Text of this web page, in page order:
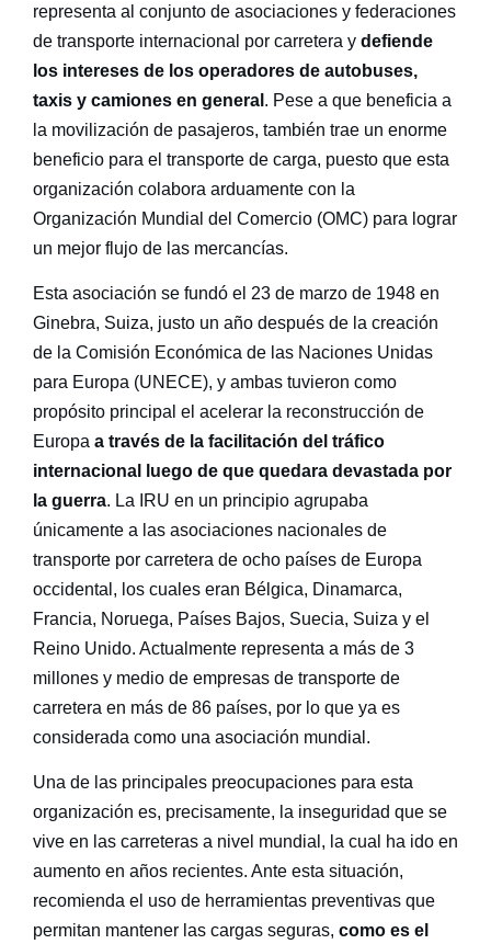
representa al conjunto de asociaciones y federaciones
de transporte internacional por carretera y defiende
los intereses de los operadores de autobuses,
taxis y camiones en general . Pese a que beneficia a
la movilización de pasajeros, también trae un enorme
beneficio para el transporte de carga, puesto que esta
organización colabora arduamente con la
Organización Mundial del Comercio (OMC) para lograr
un mejor flujo de las mercancías.
Esta asociación se fundó el 23 de marzo de 1948 en
Ginebra, Suiza, justo un año después de la creación
de la Comisión Económica de las Naciones Unidas
para Europa (UNECE), y ambas tuvieron como
propósito principal el acelerar la reconstrucción de
Europa a través de la facilitación del tráfico
internacional luego de que quedara devastada por
la guerra. La IRU en un principio agrupaba
únicamente a las asociaciones nacionales de
transporte por carretera de ocho países de Europa
occidental, los cuales eran Bélgica, Dinamarca,
Francia, Noruega, Países Bajos, Suecia, Suiza y el
Reino Unido. Actualmente representa a más de 3
millones y medio de empresas de transporte de
carretera en más de 86 países, por lo que ya es
considerada como una asociación mundial.
Una de las principales preocupaciones para esta
organización es, precisamente, la inseguridad que se
vive en las carreteras a nivel mundial, la cual ha ido en
aumento en años recientes. Ante esta situación,
recomienda el uso de herramientas preventivas que
permitan mantener las cargas seguras, como es el